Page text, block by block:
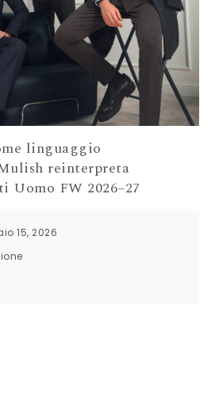
linguaggio
reinterpreta
Uomo FW 2026–27
15, 2026